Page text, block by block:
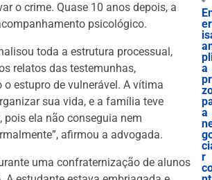
o crime. Quase 10 anos depois, a
psicológico.
toda a estrutura processual,
relatos das testemunhas,
estupro de vulnerável. A vítima
sua vida, e a família teve
pois ela não conseguia nem
afirmou a advogada.
uma confraternização de alunos
a
a
r